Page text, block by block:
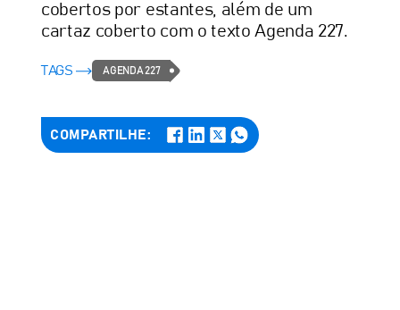
cobertos por estantes, além de um
cartaz coberto com o texto Agenda 227.
TAGS AGENDA 227
COMPARTILHE: